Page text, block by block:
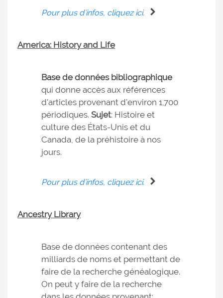
Pour plus d’infos, cliquez ici.
America: History and Life
Base de données bibliographique
qui donne accès aux références
d'articles provenant d'environ 1,700
périodiques. Sujet: Histoire et
culture des États-Unis et du
Canada, de la préhistoire à nos
jours.
Pour plus d’infos, cliquez ici.
Ancestry Library
Base de données contenant des
milliards de noms et permettant de
faire de la recherche généalogique.
On peut y faire de la recherche